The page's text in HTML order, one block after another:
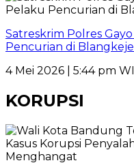
Satreskrim Polres
Pencurian di
4 Mei 2026 | 5:44 pm
KORUPSI